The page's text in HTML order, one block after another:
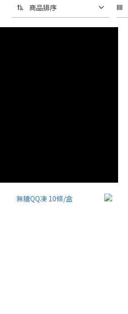
商品排序